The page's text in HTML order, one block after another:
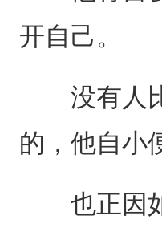
开自己。
没有人比
的，他自小
也正因如